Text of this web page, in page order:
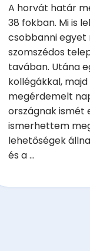
A horvát határ
38 fokban. Mi is
csobbanni egyet
szomszédos
tavában. Utána
kollégákkal, majd
megérdemelt
országnak ismét
ismerhettem
lehetőségek
és a ...